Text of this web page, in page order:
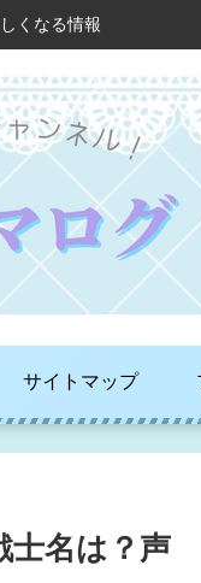
くなる情報
サイトマップ
名は？声